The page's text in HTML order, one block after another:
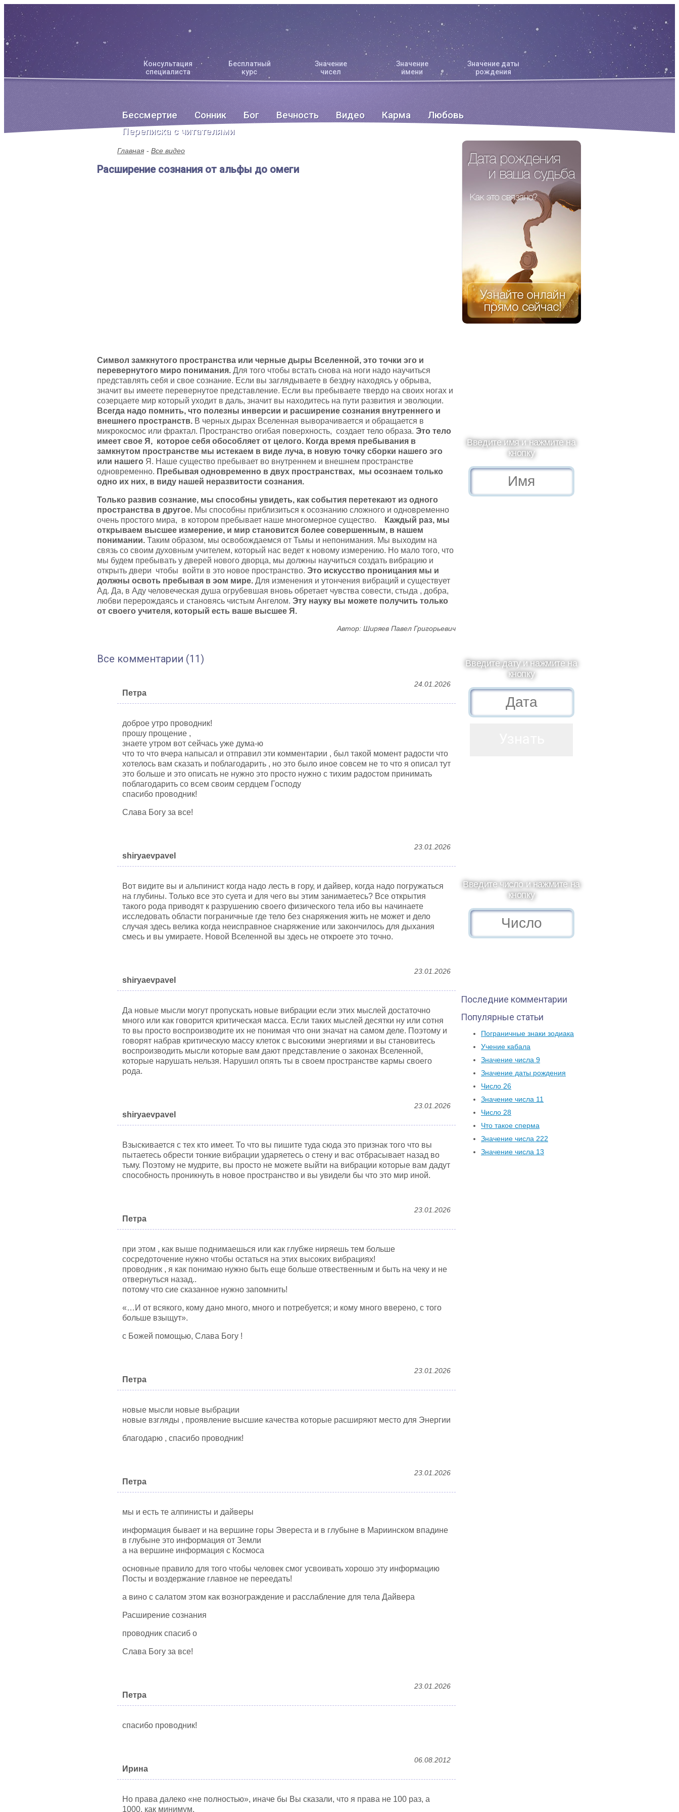
Консультация
специалиста
Бесплатный
курс
Значение
чисел
Значение
имени
Значение даты
рождения
Бессмертие Сонник Бог Вечность Видео Карма
Любовь
Переписка с читателями
Главная Все видео
Расширение сознания от альфы до омеги
Символ замкнутого пространства или черные дыры Вселенной, это точки эго и
перевернутого миро понимания. Для того чтобы встать снова на ноги надо научиться
представлять себя и свое сознание. Если вы заглядываете в бездну находясь у обрыва,
значит вы имеете перевернутое представление. Если вы пребываете твердо на своих ногах и
созерцаете мир который уходит в даль, значит вы находитесь на пути развития и эволюции.
Всегда надо помнить, что полезны инверсии и расширение сознания внутреннего и
внешнего пространств. В черных дырах Вселенная выворачивается и обращается в
микрокосмос или фрактал. Пространство огибая поверхность, создает тело образа. Это тело
имеет свое Я, которое себя обособляет от целого. Когда время пребывания в
замкнутом пространстве мы истекаем в виде луча, в новую точку сборки нашего эго
или нашего Я. Наше существо пребывает во внутреннем и внешнем пространстве
одновременно. Пребывая одновременно в двух пространствах, мы осознаем только
одно их них, в виду нашей неразвитости сознания.
Только развив сознание, мы способны увидеть, как события перетекают из одного
пространства в другое. Мы способны приблизиться к осознанию сложного и одновременно
очень простого мира, в котором пребывает наше многомерное существо.
Каждый раз, мы
открываем высшее измерение, и мир становится более совершенным, в нашем
понимании. Таким образом, мы освобождаемся от Тьмы и непонимания. Мы выходим на
связь со своим духовным учителем, который нас ведет к новому измерению. Но мало того, что
мы будем пребывать у дверей нового дворца, мы должны научиться создать вибрацию и
открыть двери чтобы войти в это новое пространство. Это искусство проницания мы и
должны освоть пребывая в эом мире. Для изменения и утончения вибраций и существует
Ад. Да, в Аду человеческая душа огрубевшая вновь обретает чувства совести, стыда , добра,
любви перерождаясь и становясь чистым Ангелом. Эту науку вы можете получить только
от своего учителя, который есть ваше высшее Я.
Автор: Ширяев Павел Григорьевич
Все комментарии (11)
Петра
24.01.2026
доброе утро проводник!
прошу прощение ,
знаете утром вот сейчась уже дума-ю
что то что вчера напысал и отправил эти комментарии , был такой момент радости что
хотелось вам сказать и поблагодарить , но это было иное совсем не то что я описал тут
это больше и это описать не нужно это просто нужно с тихим радостом принимать
поблагодарить со всем своим сердцем Господу
спасибо проводник!
Слава Богу за все!
shiryaevpavel
23.01.2026
Вот видите вы и альпинист когда надо лесть в гору, и дайвер, когда надо погружаться
на глубины. Только все это суета и для чего вы этим занимаетесь? Все открытия
такого рода приводят к разрушению своего физического тела ибо вы начинаете
исследовать области пограничные где тело без снаряжения жить не может и дело
случая здесь велика когда неисправное снаряжение или закончилось для дыхания
смесь и вы умираете. Новой Вселенной вы здесь не откроете это точно.
shiryaevpavel
23.01.2026
Да новые мысли могут пропускать новые вибрации если этих мыслей достаточно
много или как говорится критическая масса. Если таких мыслей десятки ну или сотня
то вы просто воспроизводите их не понимая что они значат на самом деле. Поэтому и
говорят набрав критическую массу клеток с высокими энергиями и вы становитесь
воспроизводить мысли которые вам дают представление о законах Вселенной,
которые нарушать нельзя. Нарушил опять ты в своем пространстве кармы своего
рода.
shiryaevpavel
23.01.2026
Взыскивается с тех кто имеет. То что вы пишите туда сюда это признак того что вы
пытаетесь обрести тонкие вибрации ударяетесь о стену и вас отбрасывает назад во
тьму. Поэтому не мудрите, вы просто не можете выйти на вибрации которые вам дадут
способность проникнуть в новое пространство и вы увидели бы что это мир иной.
Петра
23.01.2026
при этом , как выше поднимаешься или как глубже ниряешь тем больше
сосредоточение нужно чтобы остаться на этих высоких вибрациях!
проводник , я как понимаю нужно быть еще больше отвественным и быть на чеку и не
отвернуться назад..
потому что сие сказанное нужно запомнить!
«…И от всякого, кому дано много, много и потребуется; и кому много вверено, с того
больше взыщут».
с Божей помощью, Слава Богу !
Петра
23.01.2026
новые мысли новые выбрации
новые взгляды , проявление высшие качества которые расширяют место для Энергии
благодарю , спасибо проводник!
Петра
23.01.2026
мы и есть те алпинисты и дайверы
информация бывает и на вершине горы Эвереста и в глубыне в Мариинском впадине
в глубыне это информация от Земли
а на вершине информация с Космоса
основные правило для того чтобы человек смог усвоивать хорошо эту информацию
Посты и воздержание главное не переедать!
а вино с салатом этом как вознограждение и расслабление для тела Дайвера
Расширение сознания
проводник спасиб о
Слава Богу за все!
Петра
23.01.2026
спасибо проводник!
Ирина
06.08.2012
Но права далеко «не полностью», иначе бы Вы сказали, что я права не 100 раз, а
1000, как минимум.
Введите имя и нажмите на
кнопку
Введите дату и нажмите на
кнопку
Введите число и нажмите на
кнопку
Последние комментарии
Популярные статьи
Пограничные знаки зодиака
Учение кабала
Значение числа 9
Значение даты рождения
Число 26
Значение числа 11
Число 28
Что такое сперма
Значение числа 222
Значение числа 13